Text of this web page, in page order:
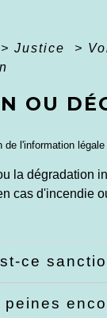
> Justice >
OU
de l'information
la dégradation
cas d'incendie
ce